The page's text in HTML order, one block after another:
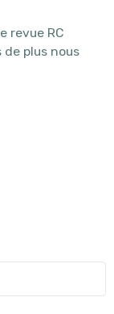
revue RC
plus nous